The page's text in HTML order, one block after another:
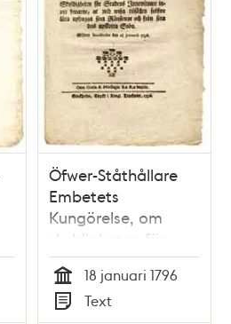
Öfwer-Ståthållare
Embetets
Kungörelse, om
skyldigheten för
stadens innewånare
inom broarne, at
wid wisza tilfällen
Tid
18 januari 1796
Text